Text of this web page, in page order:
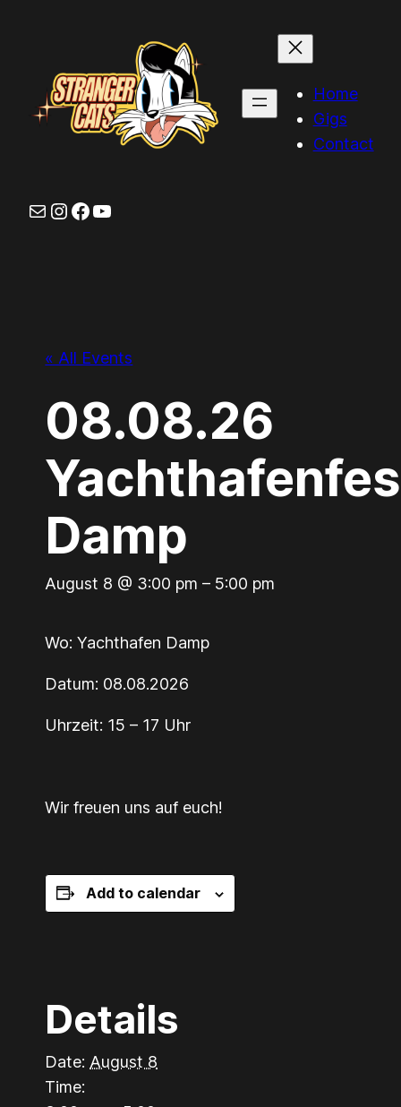
Home
Gigs
Contact
MailInstagram
Facebook
YouTube
« All Events
08.08.26
Damp
August 8 @ 3:00 pm – 5:00 pm
Wo: Yachthafen Damp
Datum: 08.08.2026
Uhrzeit: 15 – 17 Uhr
Wir freuen uns auf euch!
Add to calendar
Details
Date: August 8
Time: